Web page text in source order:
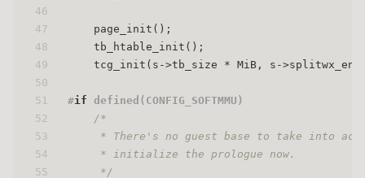
46
47
48
49
50
51
52
53
54
55
    page_init();
    tb_htable_init();
tcg_init(s->tb_size * MiB, s-
#if defined(CONFIG_SOFTMMU)
/*
* There's no guest base to take into
     * initialize the prologue now.
     */